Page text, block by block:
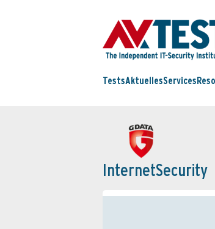
TestsAktuellesServices
InternetSecurity